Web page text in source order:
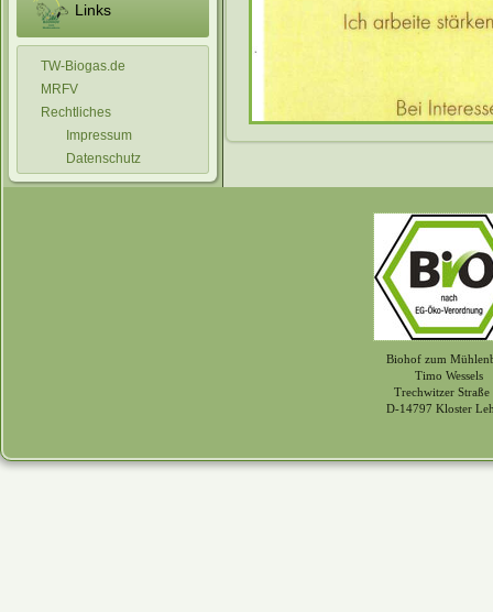
Links
TW-Biogas.de
MRFV
Rechtliches
Impressum
Datenschutz
Biohof zum
Timo Wessels
Trechwitzer Straße
D-14797 Kloster